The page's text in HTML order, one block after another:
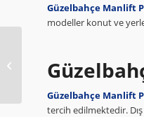
Güzelbahçe Manlift
modeller konut ve
Güzelbahçe Manlift
tercih edilmektedir.
Kiralama